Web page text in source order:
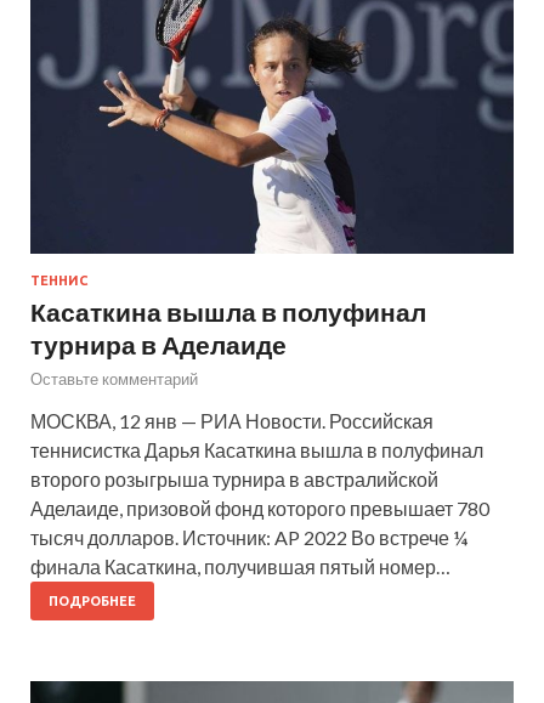
ТЕННИС
Касаткина вышла в полуфинал
турнира в Аделаиде
Оставьте комментарий
МОСКВА, 12 янв — РИА Новости. Российская
теннисистка Дарья Касаткина вышла в полуфинал
второго розыгрыша турнира в австралийской
Аделаиде, призовой фонд которого превышает 780
тысяч долларов. Источник: AP 2022 Во встрече ¼
финала Касаткина, получившая пятый номер…
ПОДРОБНЕЕ